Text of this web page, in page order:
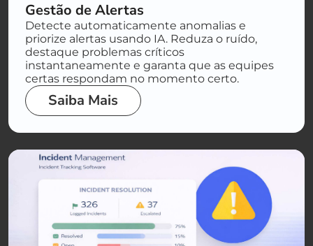
Gestão de Alertas
Detecte automaticamente anomalias e
priorize alertas usando IA. Reduza o ruído,
destaque problemas críticos
instantaneamente e garanta que as equipes
certas respondam no momento certo.
Saiba Mais